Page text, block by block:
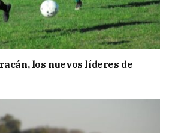
los nuevos líderes de